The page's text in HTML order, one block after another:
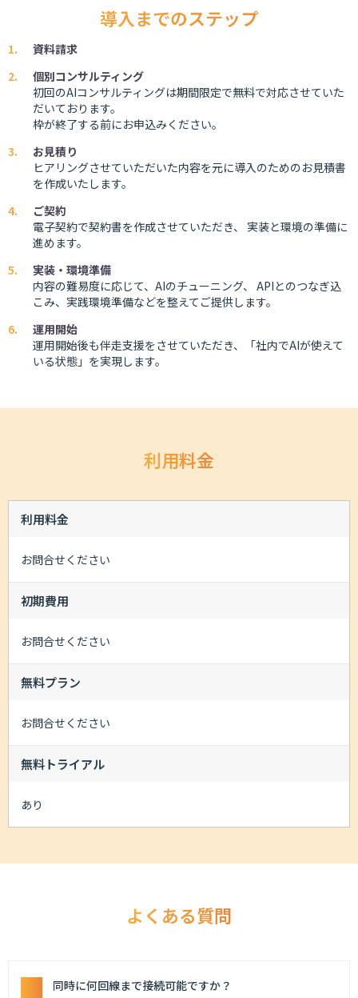
導入までのステップ
資料請求
個別コンサルティング
初回のAIコンサルティングは期間限定で無料で対応させていた
だいております。
枠が終了する前にお申込みください。
お見積り
ヒアリングさせていただいた内容を元に導入のためのお見積書
を作成いたします。
ご契約
電子契約で契約書を作成させていただき、 実装と環境の準備に
進めます。
実装・環境準備
内容の難易度に応じて、AIのチューニング、 APIとのつなぎ込
こみ、実践環境準備などを整えてご提供します。
運用開始
運用開始後も伴走支援をさせていただき、「社内でAIが使えて
いる状態」を実現します。
利用料金
利用料金
お問合せください
初期費用
お問合せください
無料プラン
お問合せください
無料トライアル
あり
よくある質問
同時に何回線まで接続可能ですか？